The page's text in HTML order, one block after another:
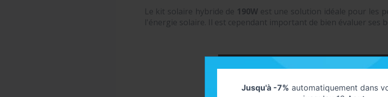
Le kit solaire hybride de 190West une solution idéale pour les
l'énergie solaire. Il est cependant important de bien évaluer ses
Jusqu'à -7% automatiquement dans